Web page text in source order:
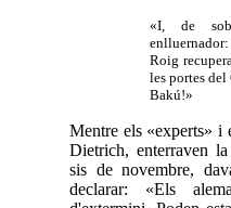
«I, de
Roig
les portes del
Bakú!»
Mentre els «experts» i
Dietrich, enterraven
sis de novembre,
declarar: «Els